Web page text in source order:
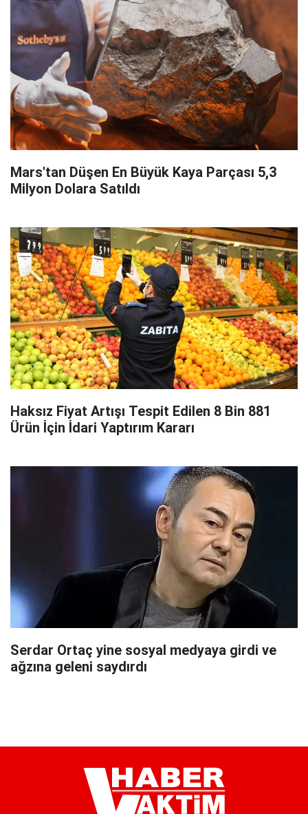
Mars'tan Düşen En Büyük Kaya Parçası 5,3
Milyon Dolara Satıldı
Haksız Fiyat Artışı Tespit Edilen 8 Bin 881
Ürün İçin İdari Yaptırım Kararı
Serdar Ortaç yine sosyal medyaya girdi ve
ağzına geleni saydırdı